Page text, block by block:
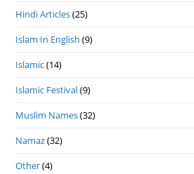
Hindi Articles(25)
Islam In English (9)
Islamic(14)
Islamic Festival(9)
Muslim Names(32)
Namaz(32)
Other(4)